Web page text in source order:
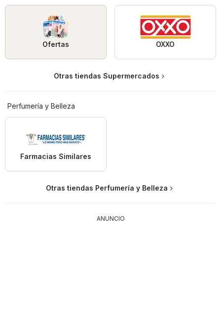
Ofertas OXXO
Otras tiendas Supermercados
Perfumería y Belleza
Farmacias Similares
Otras tiendas Perfumería y Belleza
ANUNCIO